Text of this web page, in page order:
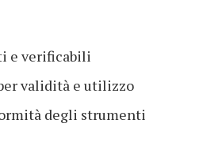
e verificabili
validità e utilizzo
degli strumenti